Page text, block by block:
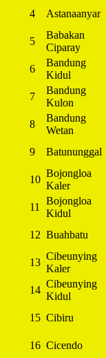
4
Astanaanyar
5
Babakan
Ciparay
6
Bandung
Kidul
7
Bandung
Kulon
8
Bandung
Wetan
9 Batununggal
10
Bojongloa
Kaler
11
Bojongloa
Kidul
12 Buahbatu
13
Cibeunying
Kaler
14
Cibeunying
Kidul
15 Cibiru
16 Cicendo